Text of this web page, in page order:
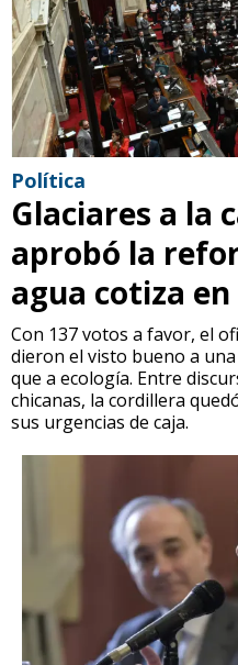
Política
Glaciares a la
aprobó la
agua cotiza
Con 137 votos a favor, el
dieron el visto bueno a
que a ecología. Entre
chicanas, la cordillera
sus urgencias de caja.